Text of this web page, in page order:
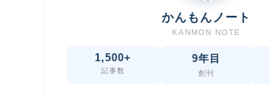
かんもんノート
KANMON NOTE
1,500+
記事数
9年目
創刊